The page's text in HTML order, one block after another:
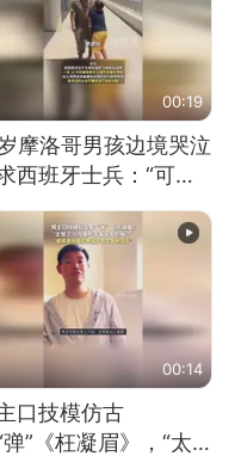
00:19
摩洛哥男孩边境哭泣
西班牙士兵：“可不
00:14
口技模仿古
弹”《枉凝眉》，“太